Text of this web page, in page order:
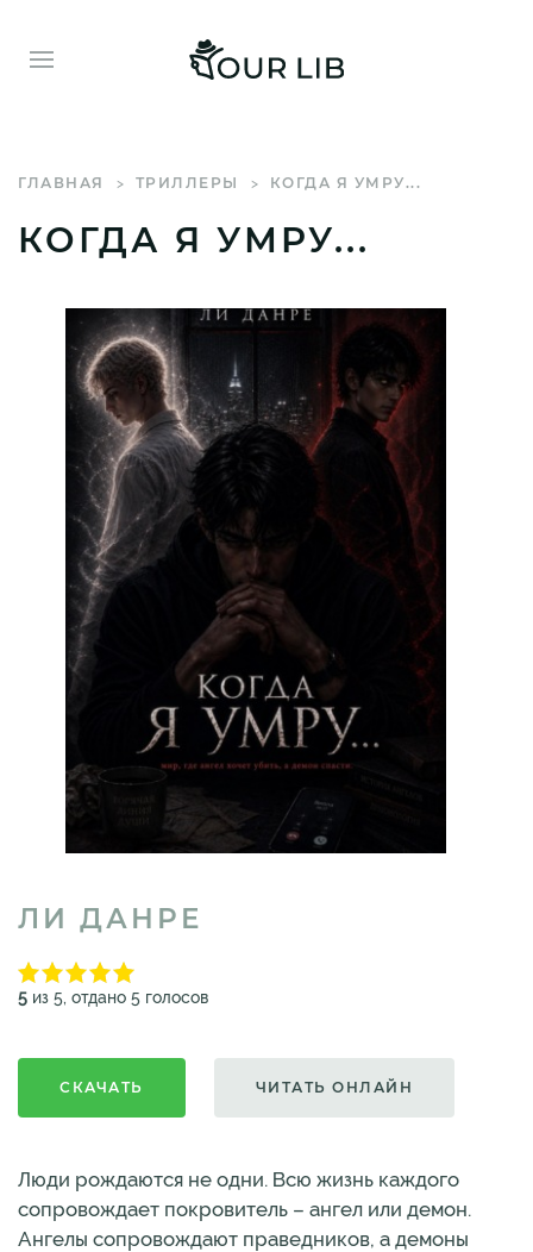
ГЛАВНАЯ ТРИЛЛЕРЫ КОГДА Я УМРУ...
КОГДА Я УМРУ...
ЛИ ДАНРЕ
5 из 5, отдано 5 голосов
СКАЧАТЬ ЧИТАТЬ ОНЛАЙН
Люди рождаются не одни. Всю жизнь каждого
сопровождает покровитель – ангел или демон.
Ангелы сопровождают праведников, а демоны